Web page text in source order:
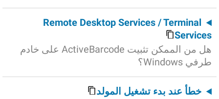
Remote Desktop Services / Terminal
Services
هل من الممكن تثبيت ActiveBarcode على خادم
طرفي Windows؟
خطأ عند بدء تشغيل المولد